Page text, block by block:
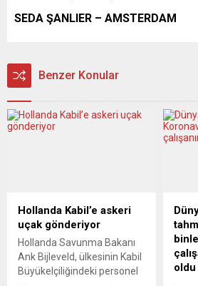
SEDA ŞANLIER – AMSTERDAM
Benzer Konular
Hollanda Kabil’e askeri
uçak gönderiyor
Hollanda Savunma Bakanı
Ank Bijleveld, ülkesinin Kabil
Büyükelçiliğindeki personel
oldu